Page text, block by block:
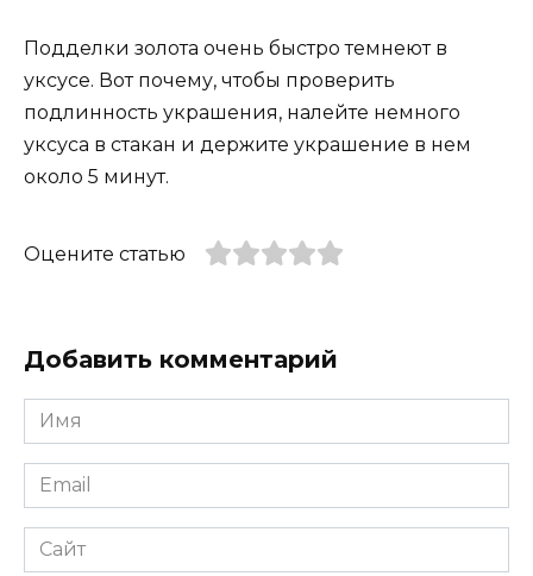
Подделки золота очень быстро темнеют в
уксусе. Вот почему, чтобы проверить
подлинность украшения, налейте немного
уксуса в стакан и держите украшение в нем
около 5 минут.
Оцените статью
Добавить комментарий
Имя
*
Email
*
Сайт